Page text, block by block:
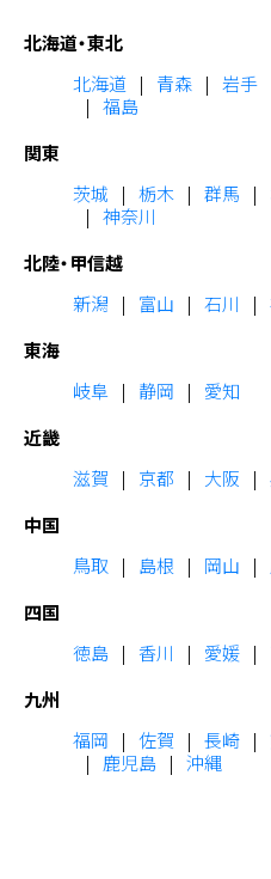
北海道・東北
北海道
青森 岩手
福島
関東
茨城
栃木 群馬
神奈川
北陸・甲信越
新潟
富山 石川
東海
岐阜
静岡 愛知
近畿
滋賀
京都 大阪
中国
鳥取
島根 岡山
四国
徳島
香川 愛媛
九州
福岡
佐賀 長崎
鹿児島
沖縄